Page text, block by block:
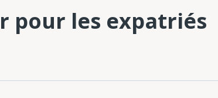
pour les expatriés